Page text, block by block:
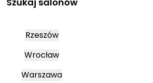
Rzeszów
Wrocław
Warszawa